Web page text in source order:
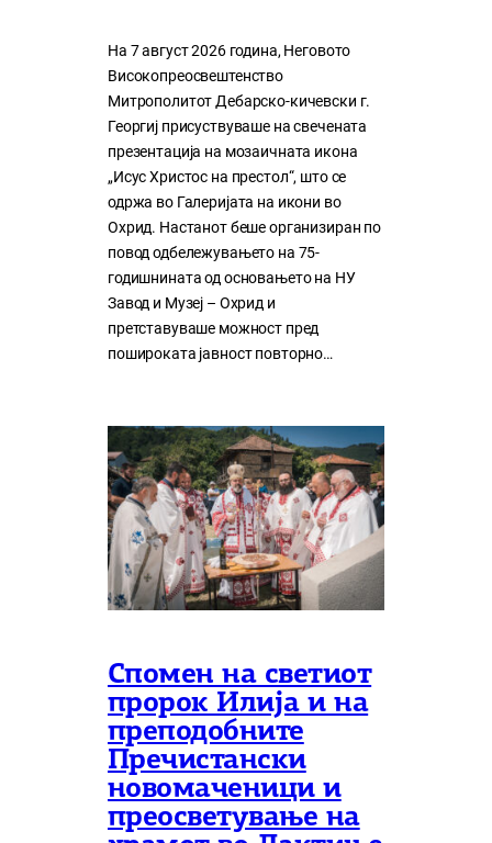
На 7 август 2026 година, Неговото
Високопреосвештенство
Митрополитот Дебарско-кичевски г.
Георгиј присуствуваше на свечената
презентација на мозаичната икона
„Исус Христос на престол“, што се
одржа во Галеријата на икони во
Охрид. Настанот беше организиран по
повод одбележувањето на 75-
годишнината од основањето на НУ
Завод и Музеј – Охрид и
претставуваше можност пред
пошироката јавност повторно…
Спомен на светиот
пророк Илија и на
преподобните
Пречистански
новомаченици и
преосветување на